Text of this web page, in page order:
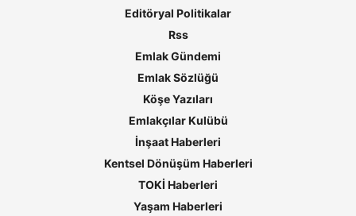
Editöryal Politikalar
Rss
Emlak Gündemi
Emlak Sözlüğü
Köşe Yazıları
Emlakçılar Kulübü
İnşaat Haberleri
Kentsel Dönüşüm Haberleri
TOKİ Haberleri
Yaşam Haberleri